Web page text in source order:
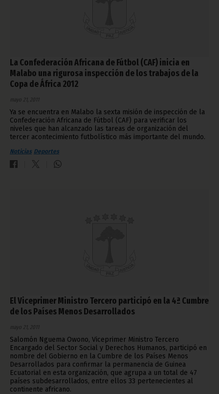
La Confederación Africana de Fútbol (CAF) inicia en
Malabo una rigurosa inspección de los trabajos de la
Copa de África 2012
mayo 21, 2011
Ya se encuentra en Malabo la sexta misión de inspección de la
Confederación Africana de Fútbol (CAF) para verificar los
niveles que han alcanzado las tareas de organización del
tercer acontecimiento futbolístico más importante del mundo.
Noticias Deportes
El Viceprimer Ministro Tercero participó en la 4ª Cumbre
de los Países Menos Desarrollados
mayo 21, 2011
Salomón Nguema Owono, Viceprimer Ministro Tercero
Encargado del Sector Social y Derechos Humanos, participó en
nombre del Gobierno en la Cumbre de los Países Menos
Desarrollados para confirmar la permanencia de Guinea
Ecuatorial en esta organización, que agrupa a un total de 47
países subdesarrollados, entre ellos 33 pertenecientes al
continente africano.